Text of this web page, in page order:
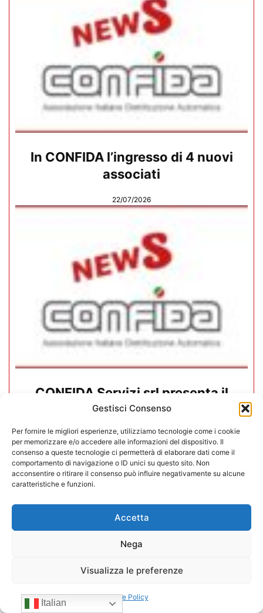
Gestisci Consenso
Per fornire le migliori esperienze, utilizziamo tecnologie come i cookie
per memorizzare e/o accedere alle informazioni del dispositivo. Il
consenso a queste tecnologie ci permetterà di elaborare dati come il
comportamento di navigazione o ID unici su questo sito. Non
acconsentire o ritirare il consenso può influire negativamente su alcune
caratteristiche e funzioni.
Accetta
Nega
Visualizza le preferenze
Cookie Policy
In CONFIDA l’ingresso di 4 nuovi
associati
22/07/2026
CONFIDA Servizi srl presenta il
nuovo Consiglio di Amministrazione
17/07/2026
Italian